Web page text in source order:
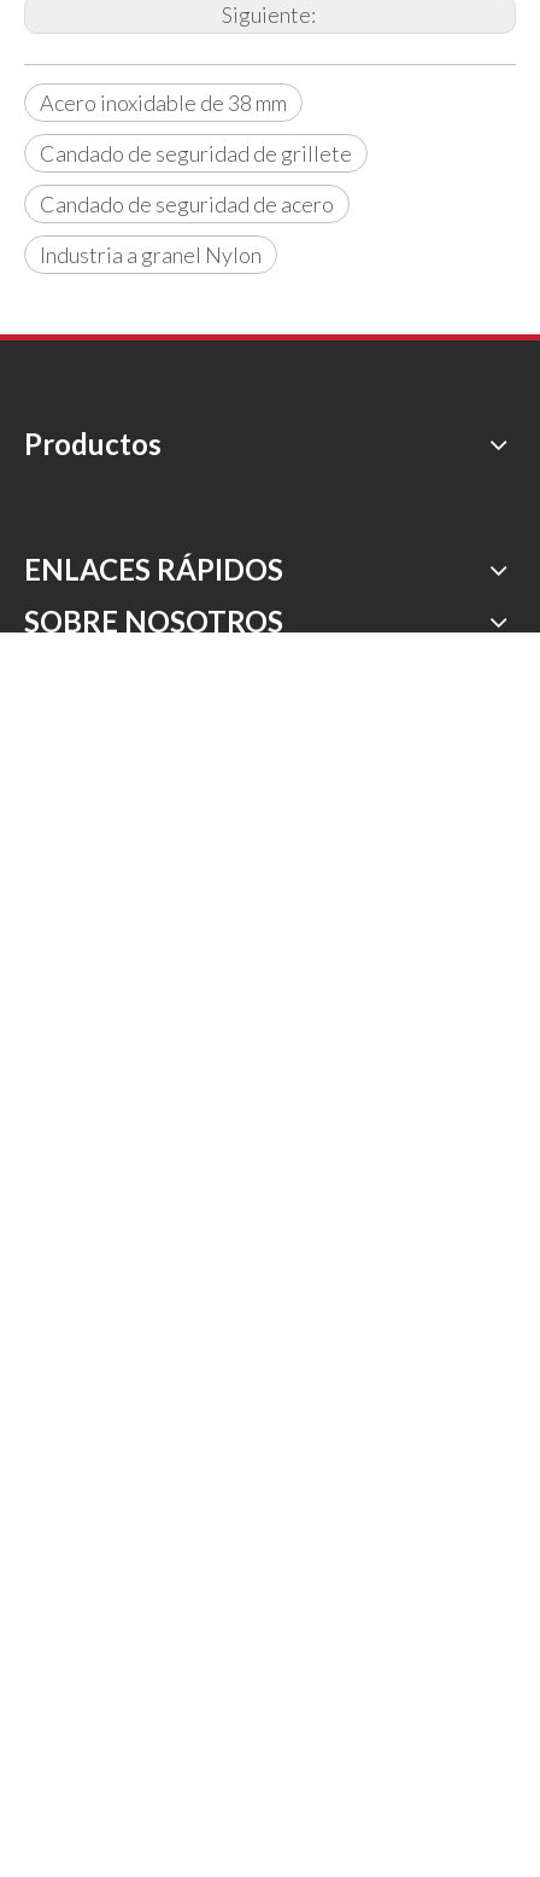
Siguiente:
Acero inoxidable de 38 mm
Candado de seguridad de grillete
Candado de seguridad de acero
Industria a granel Nylon
Productos
ENLACES RÁPIDOS
SOBRE NOSOTROS